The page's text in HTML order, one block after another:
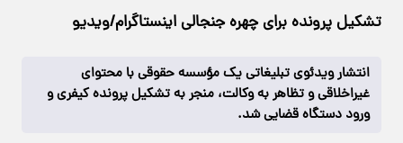
تشکیل پرونده برای چهره جنجالی اینستاگرام/ویدیو
انتشار ویدئوی تبلیغاتی یک مؤسسه حقوقی با محتوای
غیراخلاقی و تظاهر به وکالت، منجر به تشکیل پرونده کیفری و
ورود دستگاه قضایی شد.